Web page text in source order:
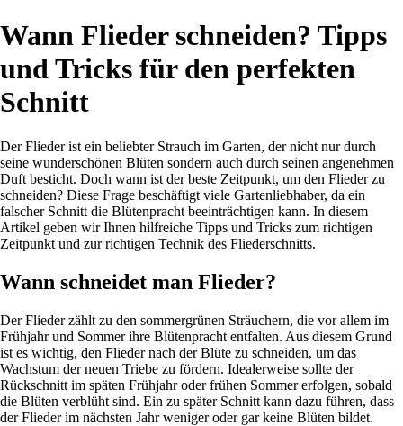
Wann Flieder schneiden? Tipps
und Tricks für den perfekten
Schnitt
Der Flieder ist ein beliebter Strauch im Garten, der nicht nur durch
seine wunderschönen Blüten sondern auch durch seinen angenehmen
Duft besticht. Doch wann ist der beste Zeitpunkt, um den Flieder zu
schneiden? Diese Frage beschäftigt viele Gartenliebhaber, da ein
falscher Schnitt die Blütenpracht beeinträchtigen kann. In diesem
Artikel geben wir Ihnen hilfreiche Tipps und Tricks zum richtigen
Zeitpunkt und zur richtigen Technik des Fliederschnitts.
Wann schneidet man Flieder?
Der Flieder zählt zu den sommergrünen Sträuchern, die vor allem im
Frühjahr und Sommer ihre Blütenpracht entfalten. Aus diesem Grund
ist es wichtig, den Flieder nach der Blüte zu schneiden, um das
Wachstum der neuen Triebe zu fördern. Idealerweise sollte der
Rückschnitt im späten Frühjahr oder frühen Sommer erfolgen, sobald
die Blüten verblüht sind. Ein zu später Schnitt kann dazu führen, dass
der Flieder im nächsten Jahr weniger oder gar keine Blüten bildet.